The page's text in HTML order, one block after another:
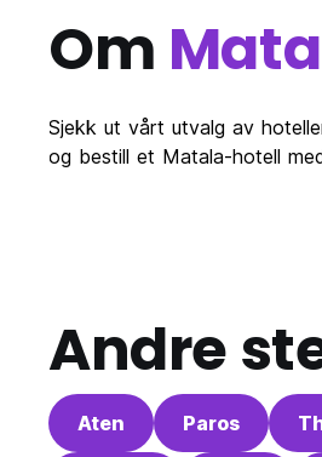
Om
Sjekk ut vårt utvalg av
og bestill et Matala-hotell
Andre
Aten Paros